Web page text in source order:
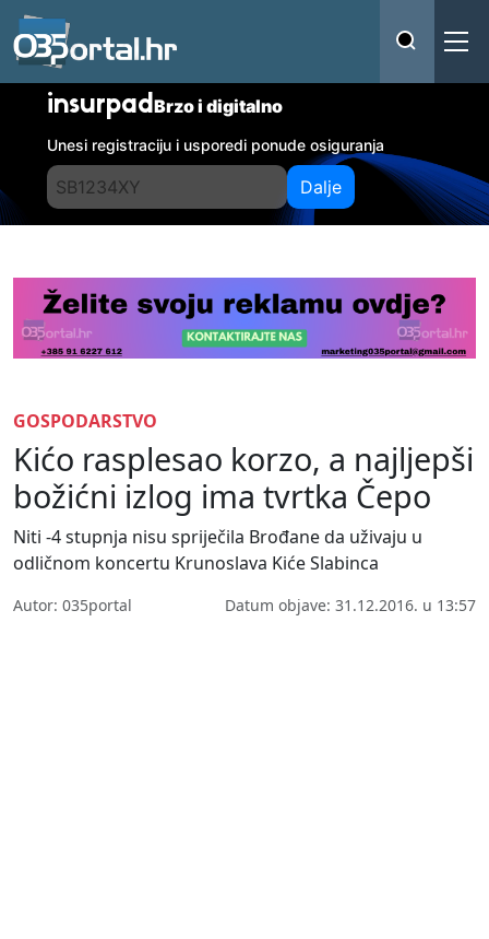
insurpadBrzo i digitalno
Unesi registraciju i usporedi ponude osiguranja
Dalje
GOSPODARSTVO
Kićo rasplesao korzo, a najljepši
božićni izlog ima tvrtka Čepo
Niti -4 stupnja nisu spriječila Brođane da uživaju u
odličnom koncertu Krunoslava Kiće Slabinca
Autor: 035portal Datum objave: 31.12.2016. u 13:57